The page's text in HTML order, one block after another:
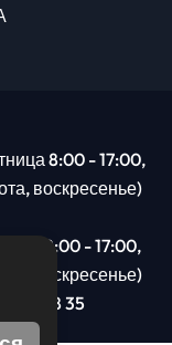
8:00 - 17:00,
воскресенье)
8:00 - 17:00,
воскресенье)
201 78 35